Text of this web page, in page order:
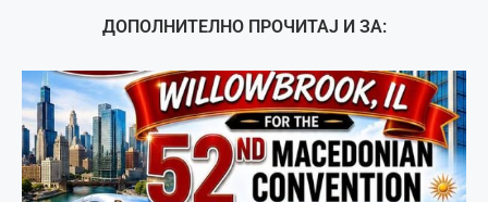
ДОПОЛНИТЕЛНО ПРОЧИТАЈ И ЗА: